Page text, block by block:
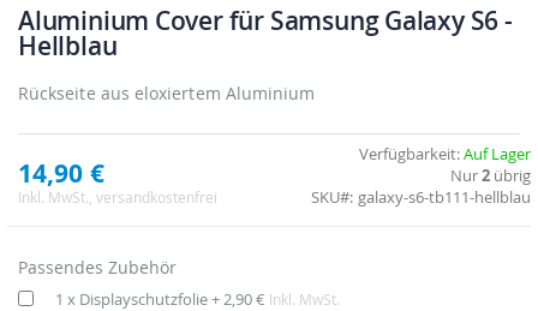
Aluminium Cover für Samsung Galaxy S6 -
Hellblau
Rückseite aus eloxiertem Aluminium
14,90 €
Inkl. MwSt. , versandkostenfrei
Verfügbarkeit:Auf Lager
Nur2 übrig
SKU
galaxy-s6-tb111-hellblau
Passendes Zubehör
1 x Displayschutzfolie+ 2,90 € Inkl. MwSt.